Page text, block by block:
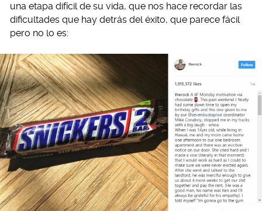
una etapa difícil de su vida, que nos hace recordar las
dificultades que hay detrás del éxito, que parece fácil
pero no lo es: